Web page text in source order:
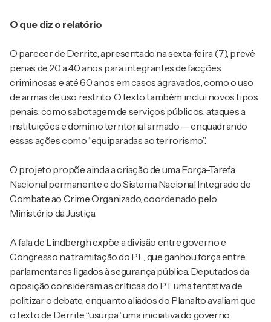
O que diz o relatório
O parecer de Derrite, apresentado na sexta-feira (7), prevê
penas de 20 a 40 anos para integrantes de facções
criminosas e até 60 anos em casos agravados, como o uso
de armas de uso restrito. O texto também inclui novos tipos
penais, como sabotagem de serviços públicos, ataques a
instituições e domínio territorial armado — enquadrando
essas ações como “equiparadas ao terrorismo”.
O projeto propõe ainda a criação de uma Força-Tarefa
Nacional permanente e do Sistema Nacional Integrado de
Combate ao Crime Organizado, coordenado pelo
Ministério da Justiça.
A fala de Lindbergh expõe a divisão entre governo e
Congresso na tramitação do PL, que ganhou força entre
parlamentares ligados à segurança pública. Deputados da
oposição consideram as críticas do PT uma tentativa de
politizar o debate, enquanto aliados do Planalto avaliam que
o texto de Derrite “usurpa” uma iniciativa do governo